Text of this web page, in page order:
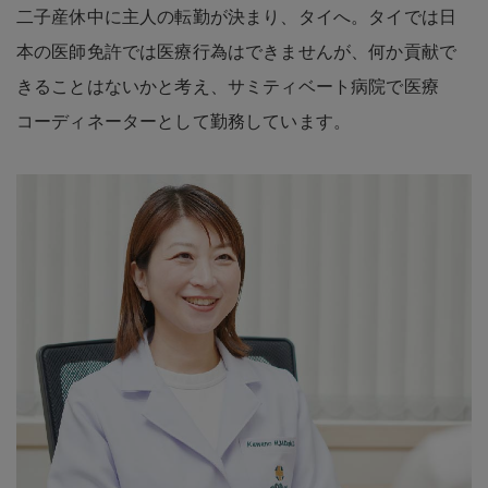
二子産休中に主人の転勤が決まり、タイへ。タイでは日
本の医師免許では医療行為はできませんが、何か貢献で
きることはないかと考え、サミティベート病院で医療
コーディネーターとして勤務しています。